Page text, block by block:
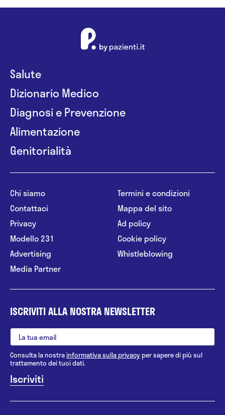
Salute
Dizionario Medico
Diagnosi e Prevenzione
Alimentazione
Genitorialità
Chi siamo
Contattaci
Privacy
Modello 231
Advertising
Media Partner
Termini e condizioni
Mappa del sito
Ad policy
Cookie policy
Whistleblowing
ISCRIVITI ALLA NOSTRA NEWSLETTER
Consulta la nostrainformativa sulla privacy per sapere di più sul
trattamento dei tuoi dati.